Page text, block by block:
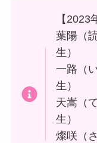
【2023
葉陽（
生）
一路（
生）
天嵩（
生）
燦咲（